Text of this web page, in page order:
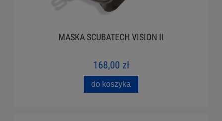
MASKA SCUBATECH VISION II
168,00 zł
do koszyka